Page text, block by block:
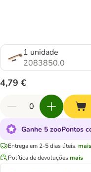
1 unidade
2083850.0
4,79 €
Ganhe 5 zooPontos
Entrega em 2-5 dias úteis. mais
Política de devoluçõesmais